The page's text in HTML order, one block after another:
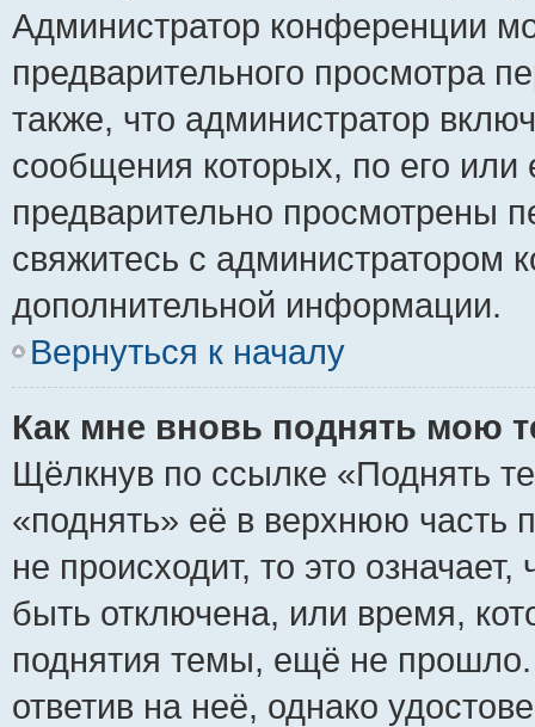
Администратор конференции
предварительного просмотра
также, что администратор
сообщения которых, по его
предварительно просмотрены
свяжитесь с администратором
дополнительной информации.
Вернуться к началу
Как мне вновь поднять мою
Щёлкнув по ссылке «Поднять
«поднять» её в верхнюю часть
не происходит, то это
быть отключена, или время,
поднятия темы, ещё не
ответив на неё, однако